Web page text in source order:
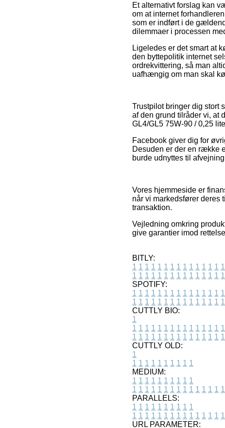
Et alternativt forslag kan
om at internet
som er indført i de
dilemmaer i processen
Ligeledes er det smart at
den byttepolitik internet
ordrekvittering, så man
uafhængig om man skal
Trustpilot bringer dig stort
af den grund tilråder vi, at
GL4/GL5 75W-90 / 0,25
Facebook giver dig for
Desuden er der en række
burde udnyttes til
Vores hjemmeside er
når vi markedsfører deres
transaktion.
Vejledning omkring
give garantier imod
BITLY:
1 1 1 1 1 1 1 1 1 1 1 1 1 1 1
1 1 1 1 1 1 1 1 1 1 1 1 1 1 1
SPOTIFY:
1 1 1 1 1 1 1 1 1 1 1 1 1 1 1
1 1 1 1 1 1 1 1 1 1 1 1 1 1 1
CUTTLY BIO:
1
1 1 1 1 1 1 1 1 1 1 1 1 1 1 1
1 1 1 1 1 1 1 1 1 1 1 1 1 1 1
CUTTLY OLD:
1
1 1 1 1 1 1 1 1 1 1
MEDIUM:
1 1 1 1 1 1 1 1 1 1
1 1 1 1 1 1 1 1 1 1 1 1 1 1 1
PARALLELS:
1 1 1 1 1 1 1 1 1 1
1 1 1 1 1 1 1 1 1 1 1 1 1 1 1
URL PARAMETER: